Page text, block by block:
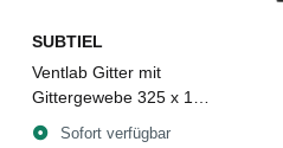
SUBTIEL
Ventlab Gitter mit
Gittergewebe 325 x 170
mm, schwarz
Sofort verfügbar